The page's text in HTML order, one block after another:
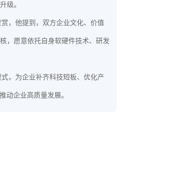
级。
，他提到，双方企业文化、价值
，愿意依托自身软硬件技术、研发
，为企业补齐科技短板、优化产
动企业高质量发展。